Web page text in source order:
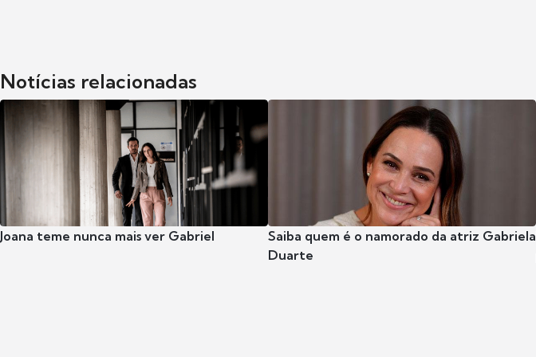
Notícias relacionadas
Joana teme nunca mais ver Gabriel
Saiba quem é o namorado da atriz Gabriela
Duarte